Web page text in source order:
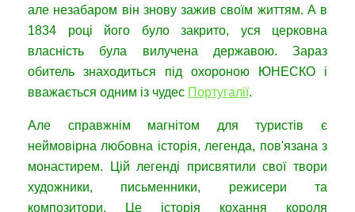
але незабаром він знову зажив своїм життям. А в
1834 році його було закрито, уся церковна
власність була вилучена державою. Зараз
обитель знаходиться під охороною ЮНЕСКО і
вважається одним із чудес Португалії.
Але справжнім магнітом для туристів є
неймовірна любовна історія, легенда, пов'язана з
монастирем. Цій легенді присвятили свої твори
художники, письменники, режисери та
композитори. Це історія кохання короля